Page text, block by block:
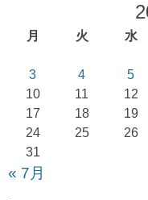
月 火 水
3
4 5
10
11 12
17
18 19
24
25 26
31
« 7月